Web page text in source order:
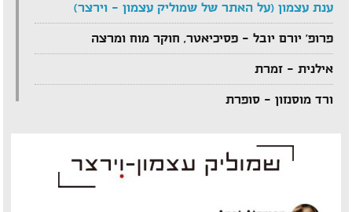
ענת עצמון (על האתר של שמוליק עצמון – וירצר)
פרופ' יורם יובל – פסיכיאטר, חוקר מוח ומרצה
אילנית – זמרת
ורד מוסנזון – סופרת
אביהו מדינה – מוזיקאי ויוצר